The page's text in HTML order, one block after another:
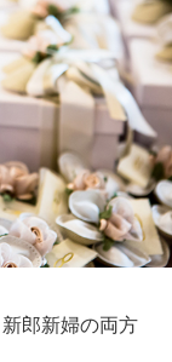
郎新婦の両方